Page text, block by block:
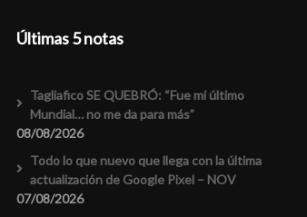
Últimas 5 notas
Tagliafico SE QUEBRÓ: “Fue mi último
Mundial… no me da para más”
08/08/2026
Todo lo que nuevo que llega con la última
actualización de Google Pixel – NOV
07/08/2026